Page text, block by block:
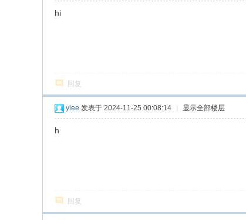
hi
回复
ylee 发表于 2024-11-25 00:08:14 显示全部楼层
h
回复